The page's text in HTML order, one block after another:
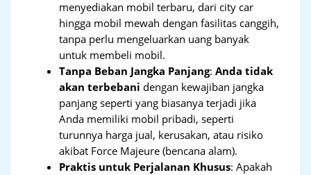
menyediakan mobil terbaru, dari city car
hingga mobil mewah dengan fasilitas canggih,
tanpa perlu mengeluarkan uang banyak
untuk membeli mobil.
Tanpa Beban Jangka Panjang:Anda tidak
akan terbebani dengan kewajiban jangka
panjang seperti yang biasanya terjadi jika
Anda memiliki mobil pribadi, seperti
turunnya harga jual, kerusakan, atau risiko
akibat Force Majeure (bencana alam).
Praktis untuk Perjalanan Khusus: Apakah